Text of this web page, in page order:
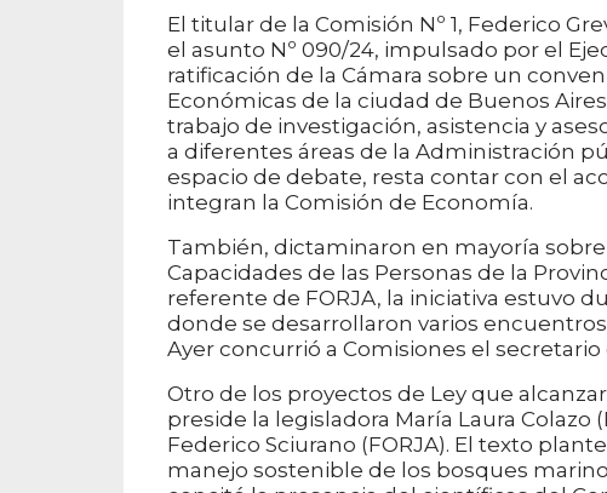
El titular de la Comisión Nº 1, Federico
el asunto Nº 090/24, impulsado por el
ratificación de la Cámara sobre un
Económicas de la ciudad de Buenos
trabajo de investigación, asistencia y
a diferentes áreas de la Administración
espacio de debate, resta contar con el
integran la Comisión de Economía.
También, dictaminaron en mayoría
Capacidades de las Personas de la
referente de FORJA, la iniciativa estuvo
donde se desarrollaron varios
Ayer concurrió a Comisiones el
Otro de los proyectos de Ley que
preside la legisladora María Laura
Federico Sciurano (FORJA). El texto
manejo sostenible de los bosques